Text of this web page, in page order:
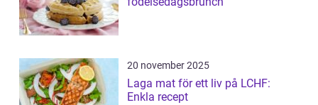
20 november 2025
Laga mat för ett liv på LCHF:
Enkla recept